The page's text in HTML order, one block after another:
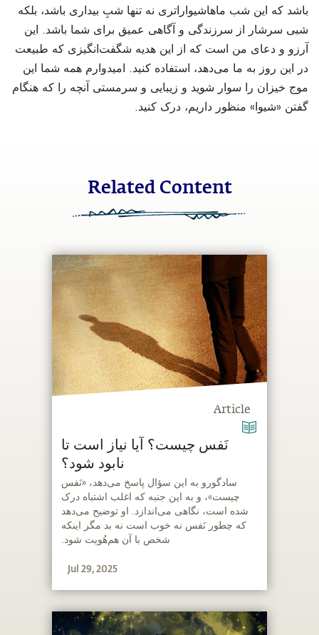
باشد که این شب ماهاشیواراتری نه تنها شبِ بیداری باشد، بلکه
شبی سرشار از سرزندگی و آگاهی عمیق برای شما باشد. این
آرزو و دعای من است که از این هدیه شگفت‌انگیزی که طبیعت
در این روز به ما می‌دهد، استفاده کنید. امیدوارم همه شما این
موج خیزان را سوار شوید و زیبایی و سرمستی آنچه را که هنگام
گفتن «شیوا» منظور داریم، درک کنید.
Related Content
Article
‫نَفس چیست؟ آیا نیاز است تا
نابود شود؟
‫سادگورو به این سؤال پاسخ می‌دهد، «نَفس
چیست»، و به این جنبه که اغلب اشتباه درک
شده است، نگاهی می‌اندازد. او توضیح می‌دهد
که چطور نَفس نه خوب است نه بد مگر اینکه
شخص با آن هم‌هُویت شود.
Jul 29, 2025